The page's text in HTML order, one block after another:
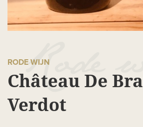
RODE WIJN
Château De
Verdot